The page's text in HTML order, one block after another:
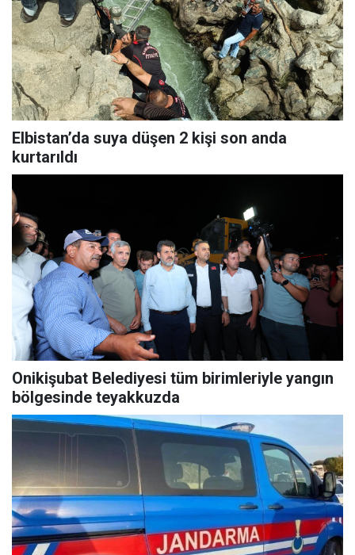
Elbistan’da suya düşen 2 kişi son anda
kurtarıldı
Onikişubat Belediyesi tüm birimleriyle yangın
bölgesinde teyakkuzda